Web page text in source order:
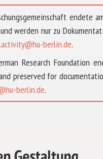
endete
werden nur zu
berlin.de.
Research Foundation
preserved for
berlin.de.